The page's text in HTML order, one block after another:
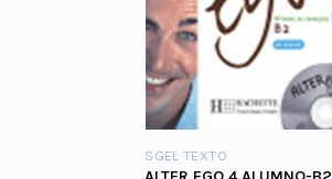
SGEL TEXTO